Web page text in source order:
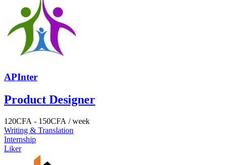
APInter
Product Designer
120CFA - 150CFA / week
Writing & Translation
Internship
Liker